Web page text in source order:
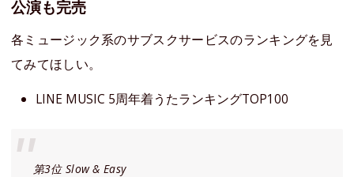
公演も完売
各ミュージック系のサブスクサービスのランキングを見
てみてほしい。
LINE MUSIC 5周年着うたランキングTOP100
第3位 Slow & Easy